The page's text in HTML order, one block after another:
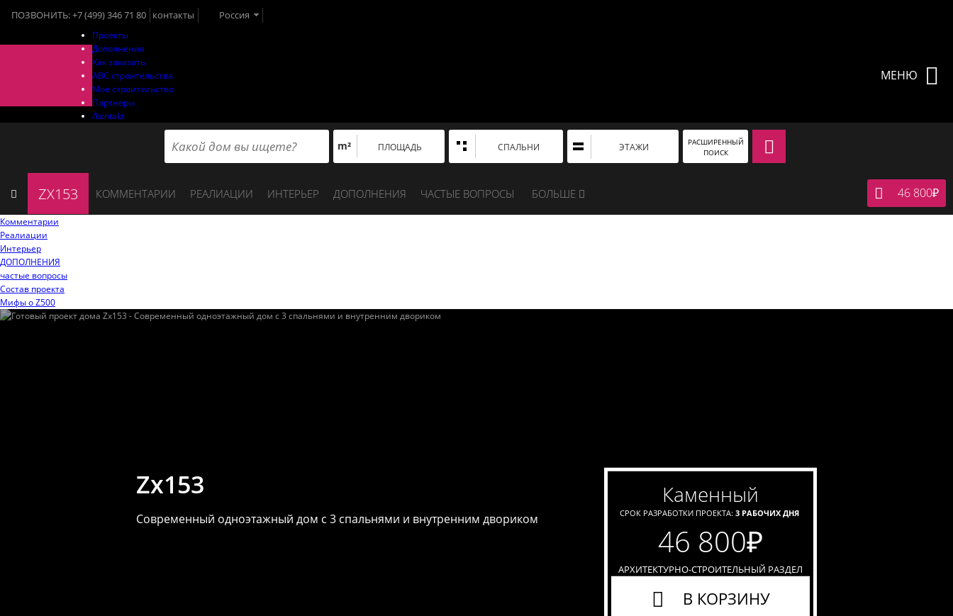
ПОЗВОНИТЬ:+7 (499) 346 71 80 контакты Россия
Проекты
Дополнения
Как заказать
ABC строительства
Мое строительство
Партнеры
/kontakt
МЕНЮ
m² ПЛОЩАДЬ СПАЛЬНИ ЭТАЖИ
РАСШИРЕННЫЙ
ПОИСК
ZX153 КОММЕНТАРИИ РЕАЛИАЦИИ ИНТЕРЬЕР ДОПОЛНЕНИЯ ЧАСТЫЕ ВОПРОСЫ БОЛЬШЕ 46 800₽
Комментарии
Реалиации
Интерьер
ДОПОЛНЕНИЯ
частые вопросы
Состав проекта
Мифы o Z500
Zx153
Современный одноэтажный дом с 3 спальнями и внутренним двориком
каменный
СРОК РАЗРАБОТКИ ПРОЕКТА: 3 РАБОЧИХ ДНЯ
46 800₽
АРХИТЕКТУРНО-СТРОИТЕЛЬНЫЙ РАЗДЕЛ
В КОРЗИНУ